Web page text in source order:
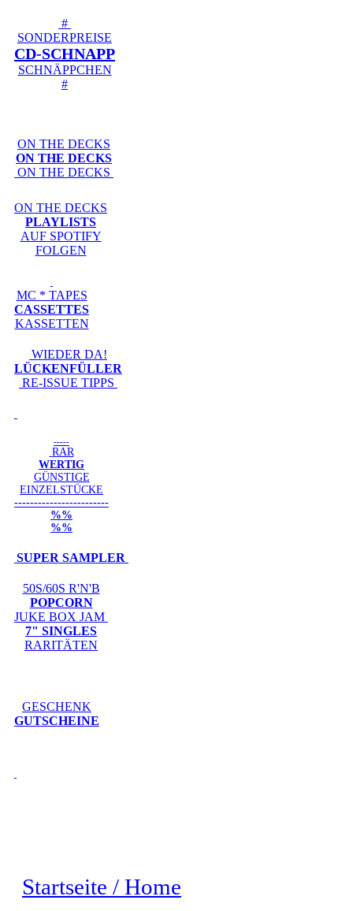
#
SONDERPREISE
CD-SCHNAPP
SCHNÄPPCHEN
#
ON THE DECKS
ON THE DECKS
ON THE DECKS
ON THE DECKS
PLAYLISTS
AUF SPOTIFY
FOLGEN
MC * TAPES
CASSETTES
KASSETTEN
WIEDER DA!
LÜCKENFÜLLER
RE-ISSUE TIPPS
-----
RAR
WERTIG
GÜNSTIGE
EINZELSTÜCKE
------------------------
%%
%%
SUPER SAMPLER
50S/60S R'N'B
POPCORN
JUKE BOX JAM
7" SINGLES
RARITÄTEN
GESCHENK
GUTSCHEINE
Startseite / Home